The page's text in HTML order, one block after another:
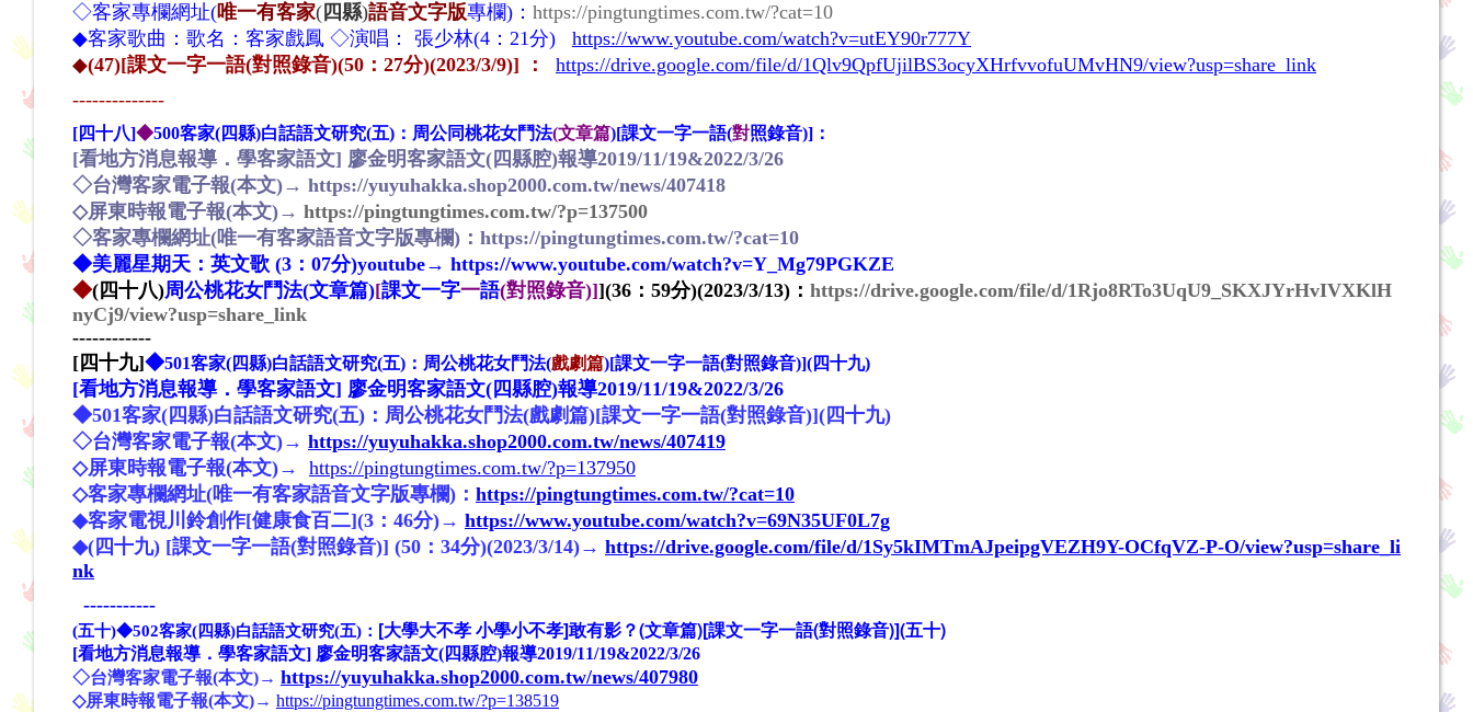
◇客家專欄網址(唯一有客家(四縣)語音文字版專欄)： https://pingtungtimes.com.tw/?cat=10
◆客家歌曲：歌名：客家戲鳳 ◇演唱： 張少林(4： 21分)
https://www.youtube.com/watch?v=utEY90r777Y
◆(47)[課文一字一語(對照錄音)(50：27分)(2023/3/9)] ：
https://drive.google.com/file/d/1Qlv9QpfUjilBS3ocyXHrfvvofuUMvHN9/view?usp=share_link
--------------
[四十八]◆500客家(四縣)白話語文研究(五)： 周公同桃花女鬥法(文章篇)[課文一字一語(對照錄音)]：
[看地方消息報導．學客家語文] 廖金明客家語文(四縣腔)報導2019/11/19&2022/3/26
◇台灣客家電子報(本文)→ https://yuyuhakka.shop2000.com.tw/news/407418
◇屏東時報電子報(本文)→ https://pingtungtimes.com.tw/?p=137500
◇客家專欄網址(唯一有客家語音文字版專欄)： https://pingtungtimes.com.tw/?cat=10
◆美麗星期天： 英文歌 (3：07分)youtube→ https://www.youtube.com/watch?v=Y_Mg79PGKZE
◆(四十八)周公桃花女鬥法(文章篇)[課文一字一語(對照錄音)]](36：59分)(2023/3/13)： https://drive.google.com/file/d/1Rjo8RTo3UqU9_SKXJYrHvIVXKlH
nyCj9/view?usp=share_link
------------
[四十九]◆501客家(四縣)白話語文研究(五)：周公桃花女鬥法(戲劇篇)[課文一字一語(對照錄音)](四十九)
[看地方消息報導．學客家語文] 廖金明客家語文(四縣腔)報導2019/11/19&2022/3/26
◆501客家(四縣)白話語文研究(五)：周公桃花女鬥法(戲劇篇)[課文一字一語(對照錄音)](四十九)
◇台灣客家電子報(本文)→ https://yuyuhakka.shop2000.com.tw/news/407419
◇屏東時報電子報(本文)→
https://pingtungtimes.com.tw/?p=137950
◇客家專欄網址(唯一有客家語音文字版專欄)： https://pingtungtimes.com.tw/?cat=10
◆客家電視川鈴創作[健康食百二](3：46分)→ https://www.youtube.com/watch?v=69N35UF0L7g
◆(四十九) [課文一字一語(對照錄音)] (50：34分)(2023/3/14)→ https://drive.google.com/file/d/1Sy5kIMTmAJpeipgVEZH9Y-OCfqVZ-P-O/view?usp=share_li
nk
-----------
(五十)◆502客家(四縣)白話語文研究(五)： [大學大不孝 小學小不孝]敢有影？(文章篇)[課文一字一語(對照錄音)](五十)
[看地方消息報導．學客家語文] 廖金明客家語文(四縣腔)報導2019/11/19&2022/3/26
◇台灣客家電子報(本文)→ https://yuyuhakka.shop2000.com.tw/news/407980
◇屏東時報電子報(本文)→ https://pingtungtimes.com.tw/?p=138519